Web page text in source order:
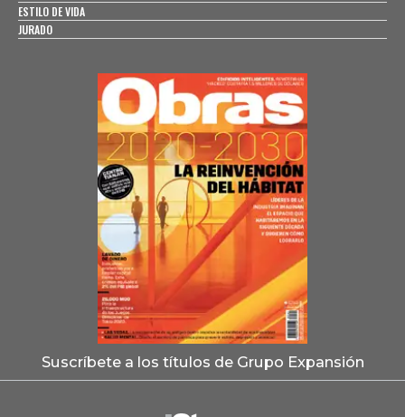
ESTILO DE VIDA
JURADO
Suscríbete a los títulos de Grupo Expansión